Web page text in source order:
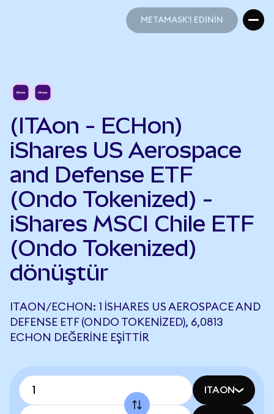
METAMASK'I EDİNİN
(ITAon - ECHon)
iShares US Aerospace
and Defense ETF
(Ondo Tokenized) -
iShares MSCI Chile ETF
(Ondo Tokenized)
dönüştür
ITAON/ECHON: 1 ISHARES US AEROSPACE AND
DEFENSE ETF (ONDO TOKENIZED), 6,0813
ECHON DEĞERINE EŞITTIR
ITAON